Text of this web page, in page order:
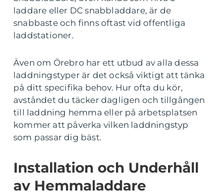
laddare eller DC snabbladdare, är de
snabbaste och finns oftast vid offentliga
laddstationer.
Även om Örebro har ett utbud av alla dessa
laddningstyper är det också viktigt att tänka
på ditt specifika behov. Hur ofta du kör,
avståndet du täcker dagligen och tillgången
till laddning hemma eller på arbetsplatsen
kommer att påverka vilken laddningstyp
som passar dig bäst.
Installation och Underhåll
av Hemmaladdare